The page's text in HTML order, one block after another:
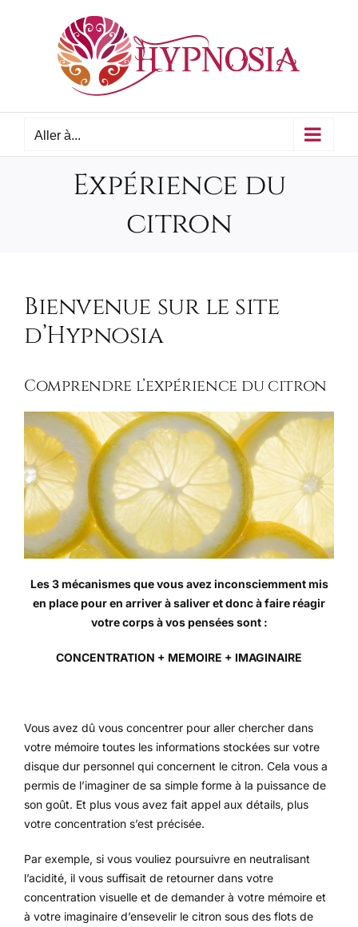
Aller à...
Expérience du
citron
Bienvenue sur le site
d’Hypnosia
Comprendre l’expérience du citron
Les 3 mécanismes que vous avez inconsciemment mis
en place pour en arriver à saliver et donc à faire réagir
votre corps à vos pensées sont :
CONCENTRATION + MEMOIRE + IMAGINAIRE
Vous avez dû vous concentrer pour aller chercher dans
votre mémoire toutes les informations stockées sur votre
disque dur personnel qui concernent le citron. Cela vous a
permis de l’imaginer de sa simple forme à la puissance de
son goût. Et plus vous avez fait appel aux détails, plus
votre concentration s’est précisée.
Par exemple, si vous vouliez poursuivre en neutralisant
l’acidité, il vous suffisait de retourner dans votre
concentration visuelle et de demander à votre mémoire et
à votre imaginaire d’ensevelir le citron sous des flots de